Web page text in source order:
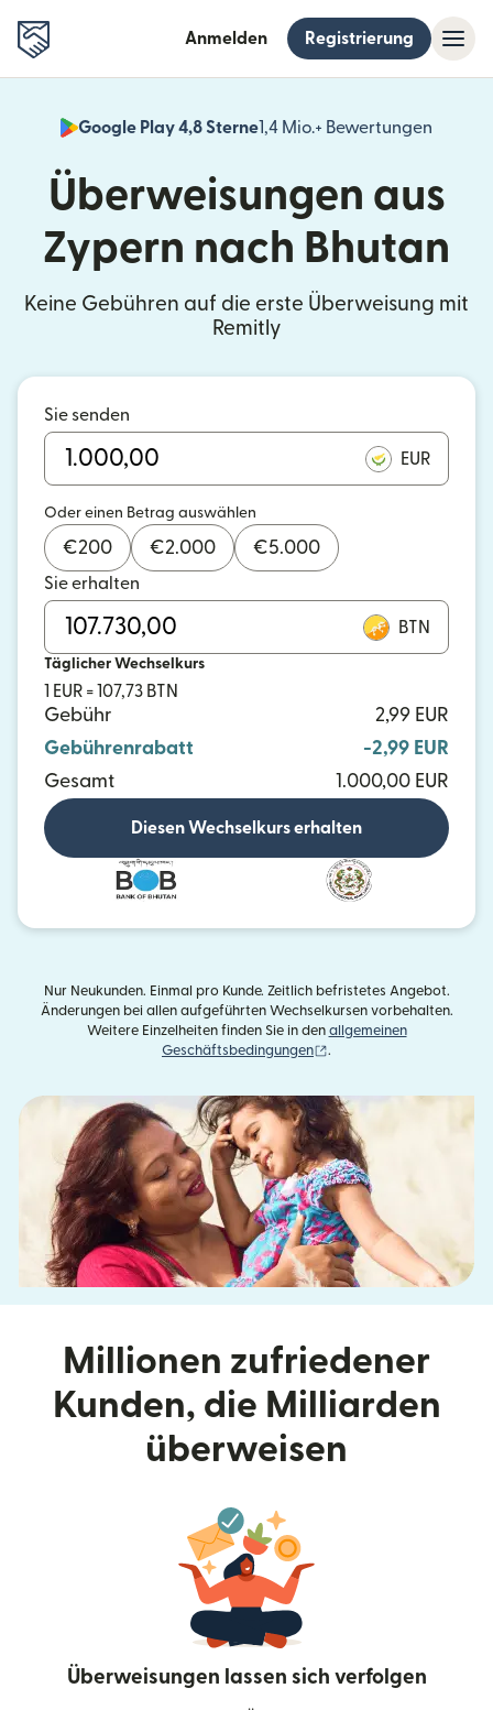
Anmelden Registrierung
Google Play 4,8 Sterne1,4 Mio.+ Bewertungen
Überweisungen aus
Zypern nach Bhutan
Keine Gebühren auf die erste Überweisung mit
Remitly
Sie senden
EUR
Oder einen Betrag auswählen
€200 €2.000 €5.000
Sie erhalten
BTN
Täglicher Wechselkurs
1 EUR = 107,73 BTN
Gebühr
2,99 EUR
Gebührenrabatt
-2,99 EUR
Gesamt
1.000,00 EUR
Diesen Wechselkurs erhalten
Nur Neukunden. Einmal pro Kunde. Zeitlich befristetes Angebot.
Änderungen bei allen aufgeführten Wechselkursen vorbehalten.
Weitere Einzelheiten finden Sie in den allgemeinen
Geschäftsbedingungen
.
Millionen zufriedener
Kunden, die Milliarden
überweisen
Überweisungen lassen sich verfolgen